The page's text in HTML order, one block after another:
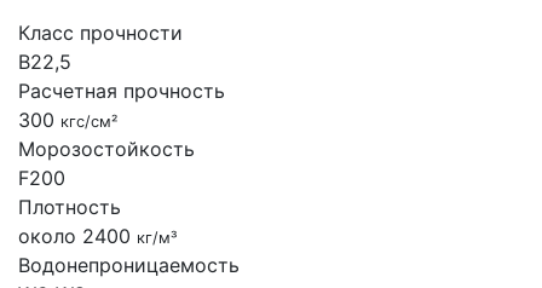
Класс прочности
B22,5
Расчетная прочность
300 кгс/см²
Морозостойкость
F200
Плотность
около 2400 кг/м³
Водонепроницаемость